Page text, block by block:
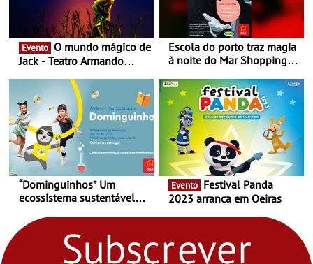
Evento
Jack - Teatro Armando
Escola do porto traz magia
à noite do Mar Shopping
29 de abril, às 21h00
“Dominguinhos” Um
ecossistema sustentável
fores - Atelier de Educação
Ambiental nos
“Dominguinhos” de 23 de
Evento
2023 arranca em Oeiras